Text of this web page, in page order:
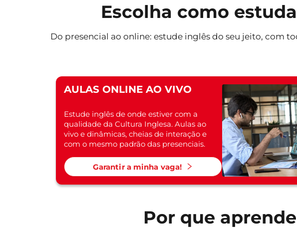
Escolha como
Do presencial ao online: estude inglês do seu jeito, com
AULAS ONLINE AO VIVO
Estude inglês de onde estiver com a
qualidade da Cultura Inglesa. Aulas ao
vivo e dinâmicas, cheias de interação e
com o mesmo padrão das presenciais.
Garantir a minha vaga!
Por que